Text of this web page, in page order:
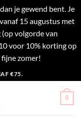
je gewend bent. Je
15 augustus met
volgorde van
voor 10% korting op
fijne zomer!
€75.
0